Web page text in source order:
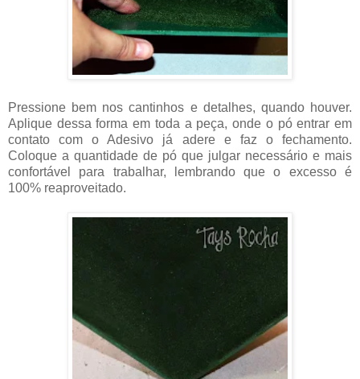
Pressione bem nos cantinhos e detalhes, quando houver.
Aplique dessa forma em toda a peça, onde o pó entrar em
contato com o Adesivo já adere e faz o fechamento.
Coloque a quantidade de pó que julgar necessário e mais
confortável para trabalhar, lembrando que o excesso é
100% reaproveitado.